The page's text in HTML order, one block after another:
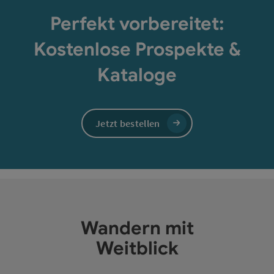
Perfekt vorbereitet:
Kostenlose Prospekte &
Kataloge
Jetzt bestellen
Wandern mit
Weitblick